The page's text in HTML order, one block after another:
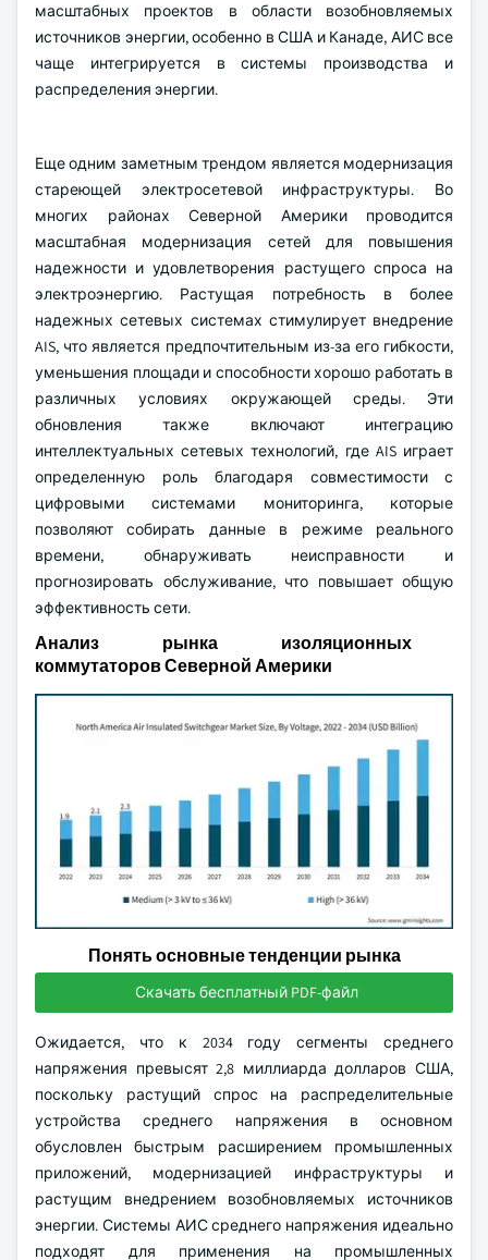
масштабных проектов в области возобновляемых
источников энергии, особенно в США и Канаде, АИС все
чаще интегрируется в системы производства и
распределения энергии.
Еще одним заметным трендом является модернизация
стареющей электросетевой инфраструктуры. Во
многих районах Северной Америки проводится
масштабная модернизация сетей для повышения
надежности и удовлетворения растущего спроса на
электроэнергию. Растущая потребность в более
надежных сетевых системах стимулирует внедрение
AIS, что является предпочтительным из-за его гибкости,
уменьшения площади и способности хорошо работать в
различных условиях окружающей среды. Эти
обновления также включают интеграцию
интеллектуальных сетевых технологий, где AIS играет
определенную роль благодаря совместимости с
цифровыми системами мониторинга, которые
позволяют собирать данные в режиме реального
времени, обнаруживать неисправности и
прогнозировать обслуживание, что повышает общую
эффективность сети.
Анализ рынка изоляционных
коммутаторов Северной Америки
Понять основные тенденции рынка
Скачать бесплатный PDF-файл
Ожидается, что к 2034 году сегменты среднего
напряжения превысят 2,8 миллиарда долларов США,
поскольку растущий спрос на распределительные
устройства среднего напряжения в основном
обусловлен быстрым расширением промышленных
приложений, модернизацией инфраструктуры и
растущим внедрением возобновляемых источников
энергии. Системы АИС среднего напряжения идеально
подходят для применения на промышленных